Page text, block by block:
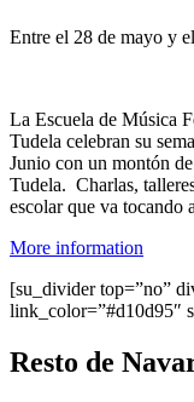
Entre el 28 de mayo y
La Escuela de Música
Tudela celebran su
Junio con un montón
Tudela. Charlas,
escolar que va
More information
[su_divider top=”no”
link_color=”#d10d95″
Resto de